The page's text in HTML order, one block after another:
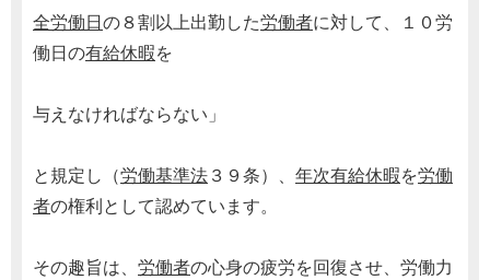
全労働日の８割以上出勤した労働者に対して、１０労
働日の有給休暇を
与えなければならない」
と規定し（労働基準法 ３９条）、 年次有給休暇を労働
者の権利として認めています。
その趣旨は、 労働者の心身の疲労を回復させ、労働力